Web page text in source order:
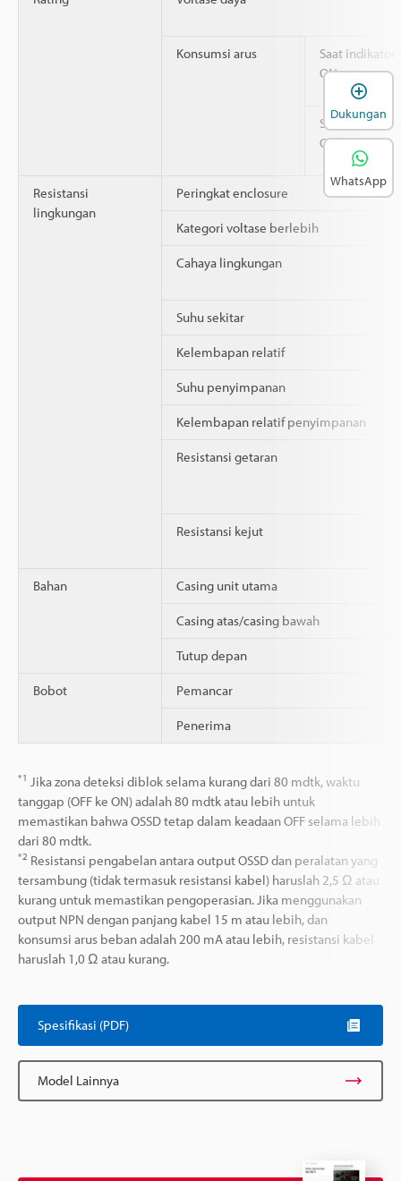
Konsumsi arus
Saat indikator
ON
Saat indikator
OFF
Resistansi
lingkungan
Peringkat enclosure
Kategori voltase berlebih
Cahaya lingkungan
Suhu sekitar
Kelembapan relatif
Suhu penyimpanan
Kelembapan relatif penyimpanan
Resistansi getaran
Resistansi kejut
Bahan Casing unit utama
Casing atas/casing bawah
Tutup depan
Bobot Pemancar
Penerima
*1 Jika zona deteksi diblok selama kurang dari 80 mdtk, waktu
tanggap (OFF ke ON) adalah 80 mdtk atau lebih untuk
memastikan bahwa OSSD tetap dalam keadaan OFF selama lebih
dari 80 mdtk.
*2 Resistansi pengabelan antara output OSSD dan peralatan yang
tersambung (tidak termasuk resistansi kabel) haruslah 2,5 Ω atau
kurang untuk memastikan pengoperasian. Jika menggunakan
output NPN dengan panjang kabel 15 m atau lebih, dan
konsumsi arus beban adalah 200 mA atau lebih, resistansi kabel
haruslah 1,0 Ω atau kurang.
Spesifikasi (PDF)
Model Lainnya
Dukungan
WhatsApp